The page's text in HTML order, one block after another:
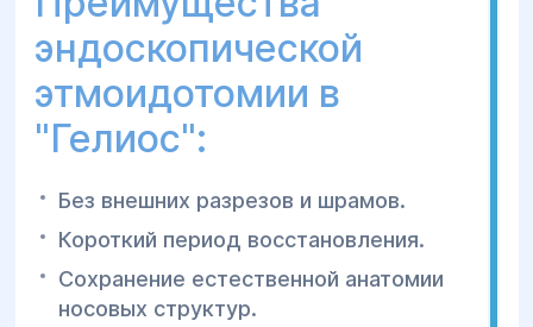
эндоскопической
этмоидотомии в
"Гелиос":
Без внешних разрезов и шрамов.
Короткий период восстановления.
Сохранение естественной анатомии
носовых структур.